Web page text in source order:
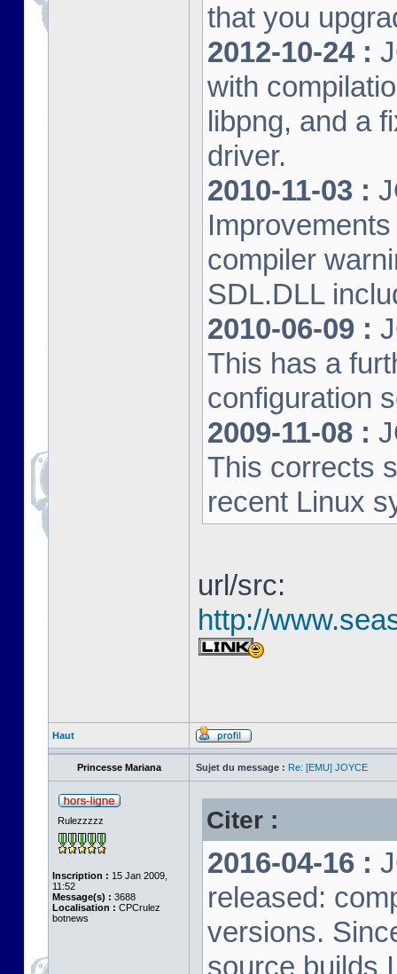
that you
2012-10-24 :
with
libpng, and a
driver.
2010-11-03 :
compiler
SDL.DLL
2010-06-09 :
This has a
configuration
2009-11-08 :
This corrects
recent Linux
url/src:
http://
Haut
Princesse Mariana Sujet du message : Re: [EMU] JOYCE
Rulezzzzz
Inscription : 15 Jan 2009,
11:52
Message(s) : 3688
Localisation : CPCrulez
botnews
Citer :
2016-04-16 :
released:
versions.
source builds